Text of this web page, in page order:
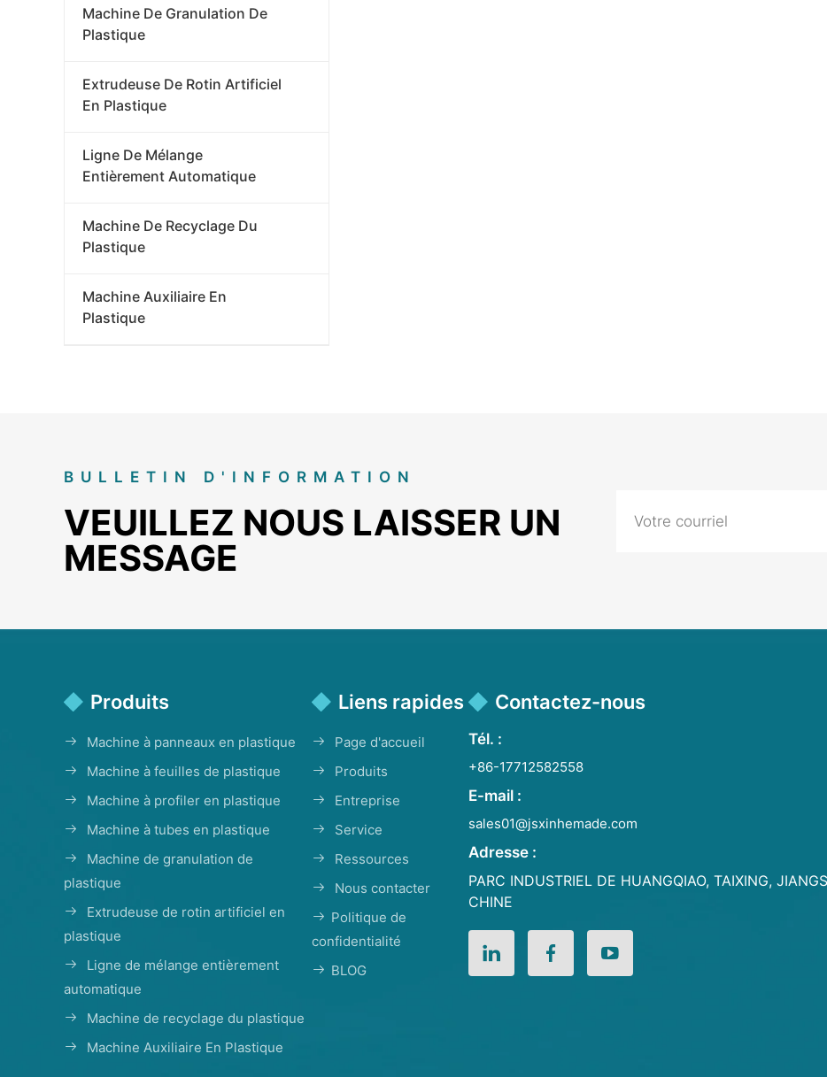
Machine De Granulation De
Plastique
Extrudeuse De Rotin Artificiel
En Plastique
Ligne De Mélange
Entièrement Automatique
Machine De Recyclage Du
Plastique
Machine Auxiliaire En
Plastique
BULLETIN D'INFORMATION
VEUILLEZ NOUS LAISSER UN
MESSAGE
Produits
Machine à panneaux en plastique
Machine à feuilles de plastique
Machine à profiler en plastique
Machine à tubes en plastique
Machine de granulation de
plastique
Extrudeuse de rotin artificiel en
plastique
Ligne de mélange entièrement
automatique
Machine de recyclage du plastique
Machine Auxiliaire En Plastique
Liens rapides
Page d'accueil
Produits
Entreprise
Service
Ressources
Nous contacter
Politique de
confidentialité
BLOG
Contactez-nous
Tél. :
+86-17712582558
E-mail :
sales01@jsxinhemade.com
Adresse :
PARC INDUSTRIEL DE HUANGQIAO, TAIXING,
CHINE